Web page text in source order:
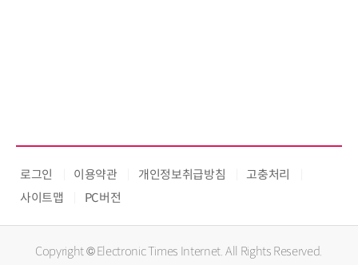
로그인 이용약관 개인정보취급방침
고충처리
사이트맵
PC버전
Copyright © Electronic Times Internet. All Rights Reserved.